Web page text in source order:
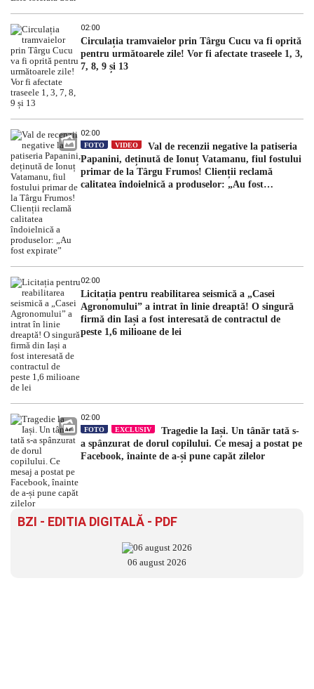
02:00
Circulația tramvaielor prin Târgu Cucu va fi oprită
pentru următoarele zile! Vor fi afectate traseele 1, 3,
7, 8, 9 și 13
02:00
FOTO VIDEO
Val de recenzii negative la patiseria
Papanini, deținută de Ionuț Vatamanu, fiul fostului
primar de la Târgu Frumos! Clienții reclamă
calitatea îndoielnică a produselor: „Au fost
02:00
Licitația pentru reabilitarea seismică a „Casei
Agronomului” a intrat în linie dreaptă! O singură
firmă din Iași a fost interesată de contractul de
peste 1,6 milioane de lei
02:00
FOTO EXCLUSIV
Tragedie la Iași. Un tânăr tată s-
a spânzurat de dorul copilului. Ce mesaj a postat pe
Facebook, înainte de a-și pune capăt zilelor
BZI - EDITIA DIGITALĂ - PDF
06 august 2026